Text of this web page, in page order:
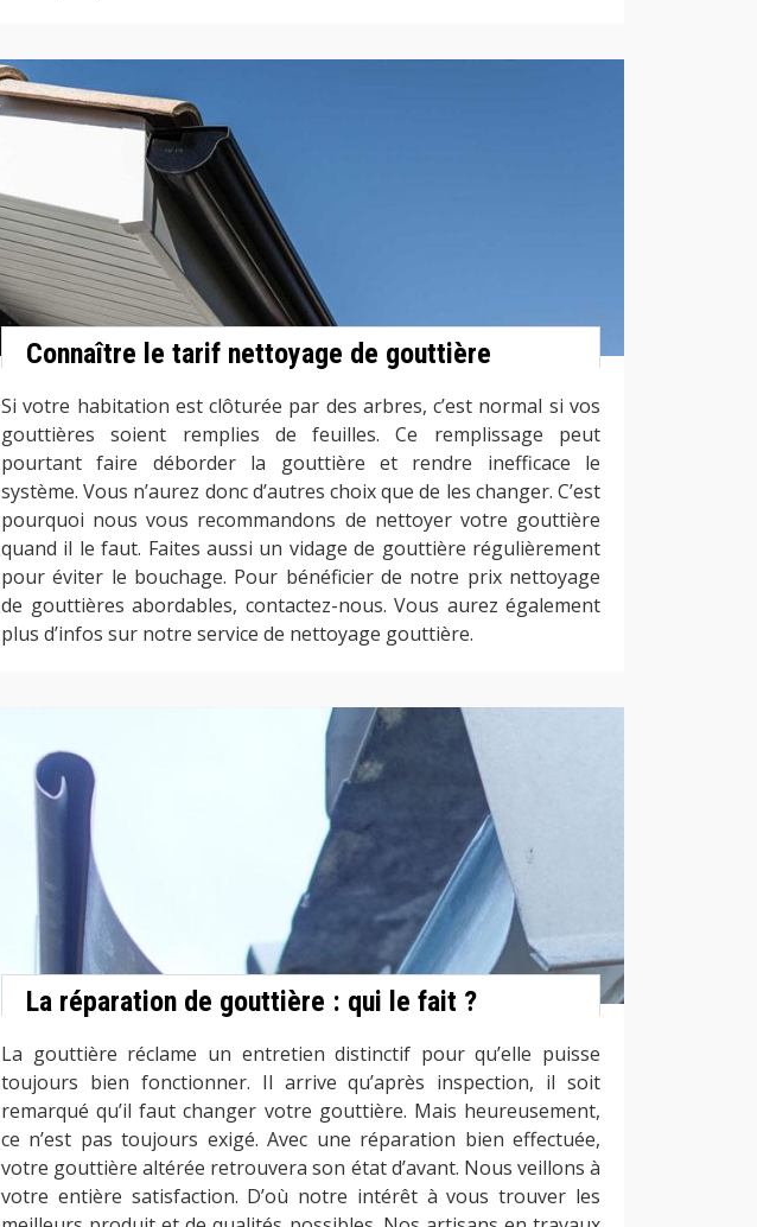
Connaître le tarif nettoyage de gouttière
Si votre habitation est clôturée par des arbres, c’est normal si vos
gouttières soient remplies de feuilles. Ce remplissage peut
pourtant faire déborder la gouttière et rendre inefficace le
système. Vous n’aurez donc d’autres choix que de les changer. C’est
pourquoi nous vous recommandons de nettoyer votre gouttière
quand il le faut. Faites aussi un vidage de gouttière régulièrement
pour éviter le bouchage. Pour bénéficier de notre prix nettoyage
de gouttières abordables, contactez-nous. Vous aurez également
plus d’infos sur notre service de nettoyage gouttière.
La réparation de gouttière : qui le fait ?
La gouttière réclame un entretien distinctif pour qu’elle puisse
toujours bien fonctionner. Il arrive qu’après inspection, il soit
remarqué qu’il faut changer votre gouttière. Mais heureusement,
ce n’est pas toujours exigé. Avec une réparation bien effectuée,
votre gouttière altérée retrouvera son état d’avant. Nous veillons à
votre entière satisfaction. D’où notre intérêt à vous trouver les